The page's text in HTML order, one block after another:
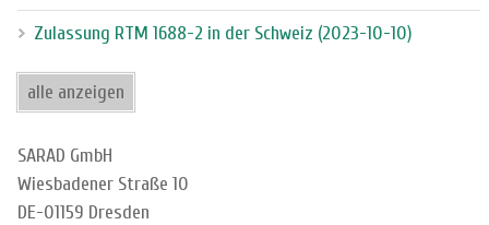
Zulassung RTM 1688-2 in der Schweiz (2023-10-10)
alle anzeigen
SARAD GmbH
Wiesbadener Straße 10
DE-01159 Dresden